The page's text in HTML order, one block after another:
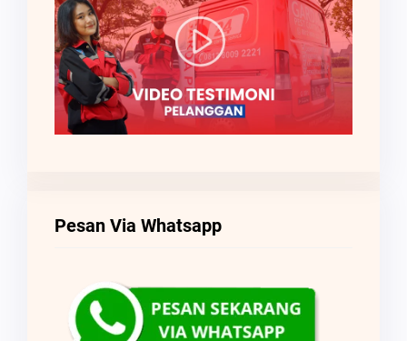
Pesan Via Whatsapp